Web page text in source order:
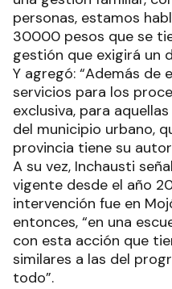
personas, estamos
30000 pesos que se
gestión que exigirá un
Y agregó: “Además de
servicios para los
exclusiva, para
del municipio urbano,
provincia tiene su
A su vez, Inchausti
vigente desde el año
intervención fue en
entonces, “en una
con esta acción que
similares a las del
todo”.